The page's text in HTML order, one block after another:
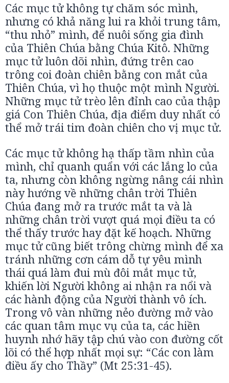
Các mục tử không tự chăm sóc mình,
nhưng có khả năng lui ra khỏi trung tâm,
“thu nhỏ” mình, để nuôi sống gia đình
của Thiên Chúa bằng Chúa Kitô. Những
mục tử luôn dõi nhìn, đứng trên cao
trông coi đoàn chiên bằng con mắt của
Thiên Chúa, vì họ thuộc một mình Người.
Những mục tử trèo lên đỉnh cao của thập
giá Con Thiên Chúa, địa điểm duy nhất có
thể mở trái tim đoàn chiên cho vị mục tử.
Các mục tử không hạ thấp tầm nhìn của
mình, chỉ quanh quẩn với các lắng lo của
ta, nhưng còn không ngừng nâng cái nhìn
này hướng về những chân trời Thiên
Chúa đang mở ra trước mắt ta và là
những chân trời vượt quá mọi điều ta có
thể thấy trước hay đặt kế hoạch. Những
mục tử cũng biết trông chừng mình để xa
tránh những cơn cám dỗ tự yêu mình
thái quá làm đui mù đôi mắt mục tử,
khiến lời Người không ai nhận ra nổi và
các hành động của Người thành vô ích.
Trong vô vàn những nẻo đường mở vào
các quan tâm mục vụ của ta, các hiền
huynh nhớ hãy tập chú vào con đường cốt
lõi có thể hợp nhất mọi sự: “Các con làm
điều ấy cho Thầy” (Mt 25:31-45).